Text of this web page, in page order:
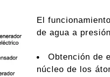
El
de agua a
Obtención de
núcleo de los